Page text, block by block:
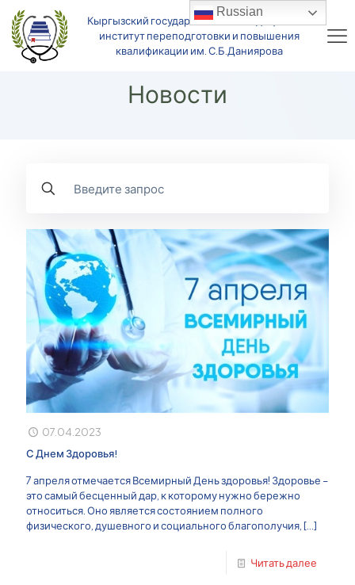
Кыргызский государственный медицинский
институт переподготовки и повышения
квалификации им. С.Б.Даниярова
Новости
запрос
07.04.2023
С Днем Здоровья!
7 апреля отмечается Всемирный День здоровья! Здоровье –
это самый бесценный дар, к которому нужно бережно
относиться. Оно является состоянием полного
физического, душевного и социального благополучия, […]
Читать далее
Russian